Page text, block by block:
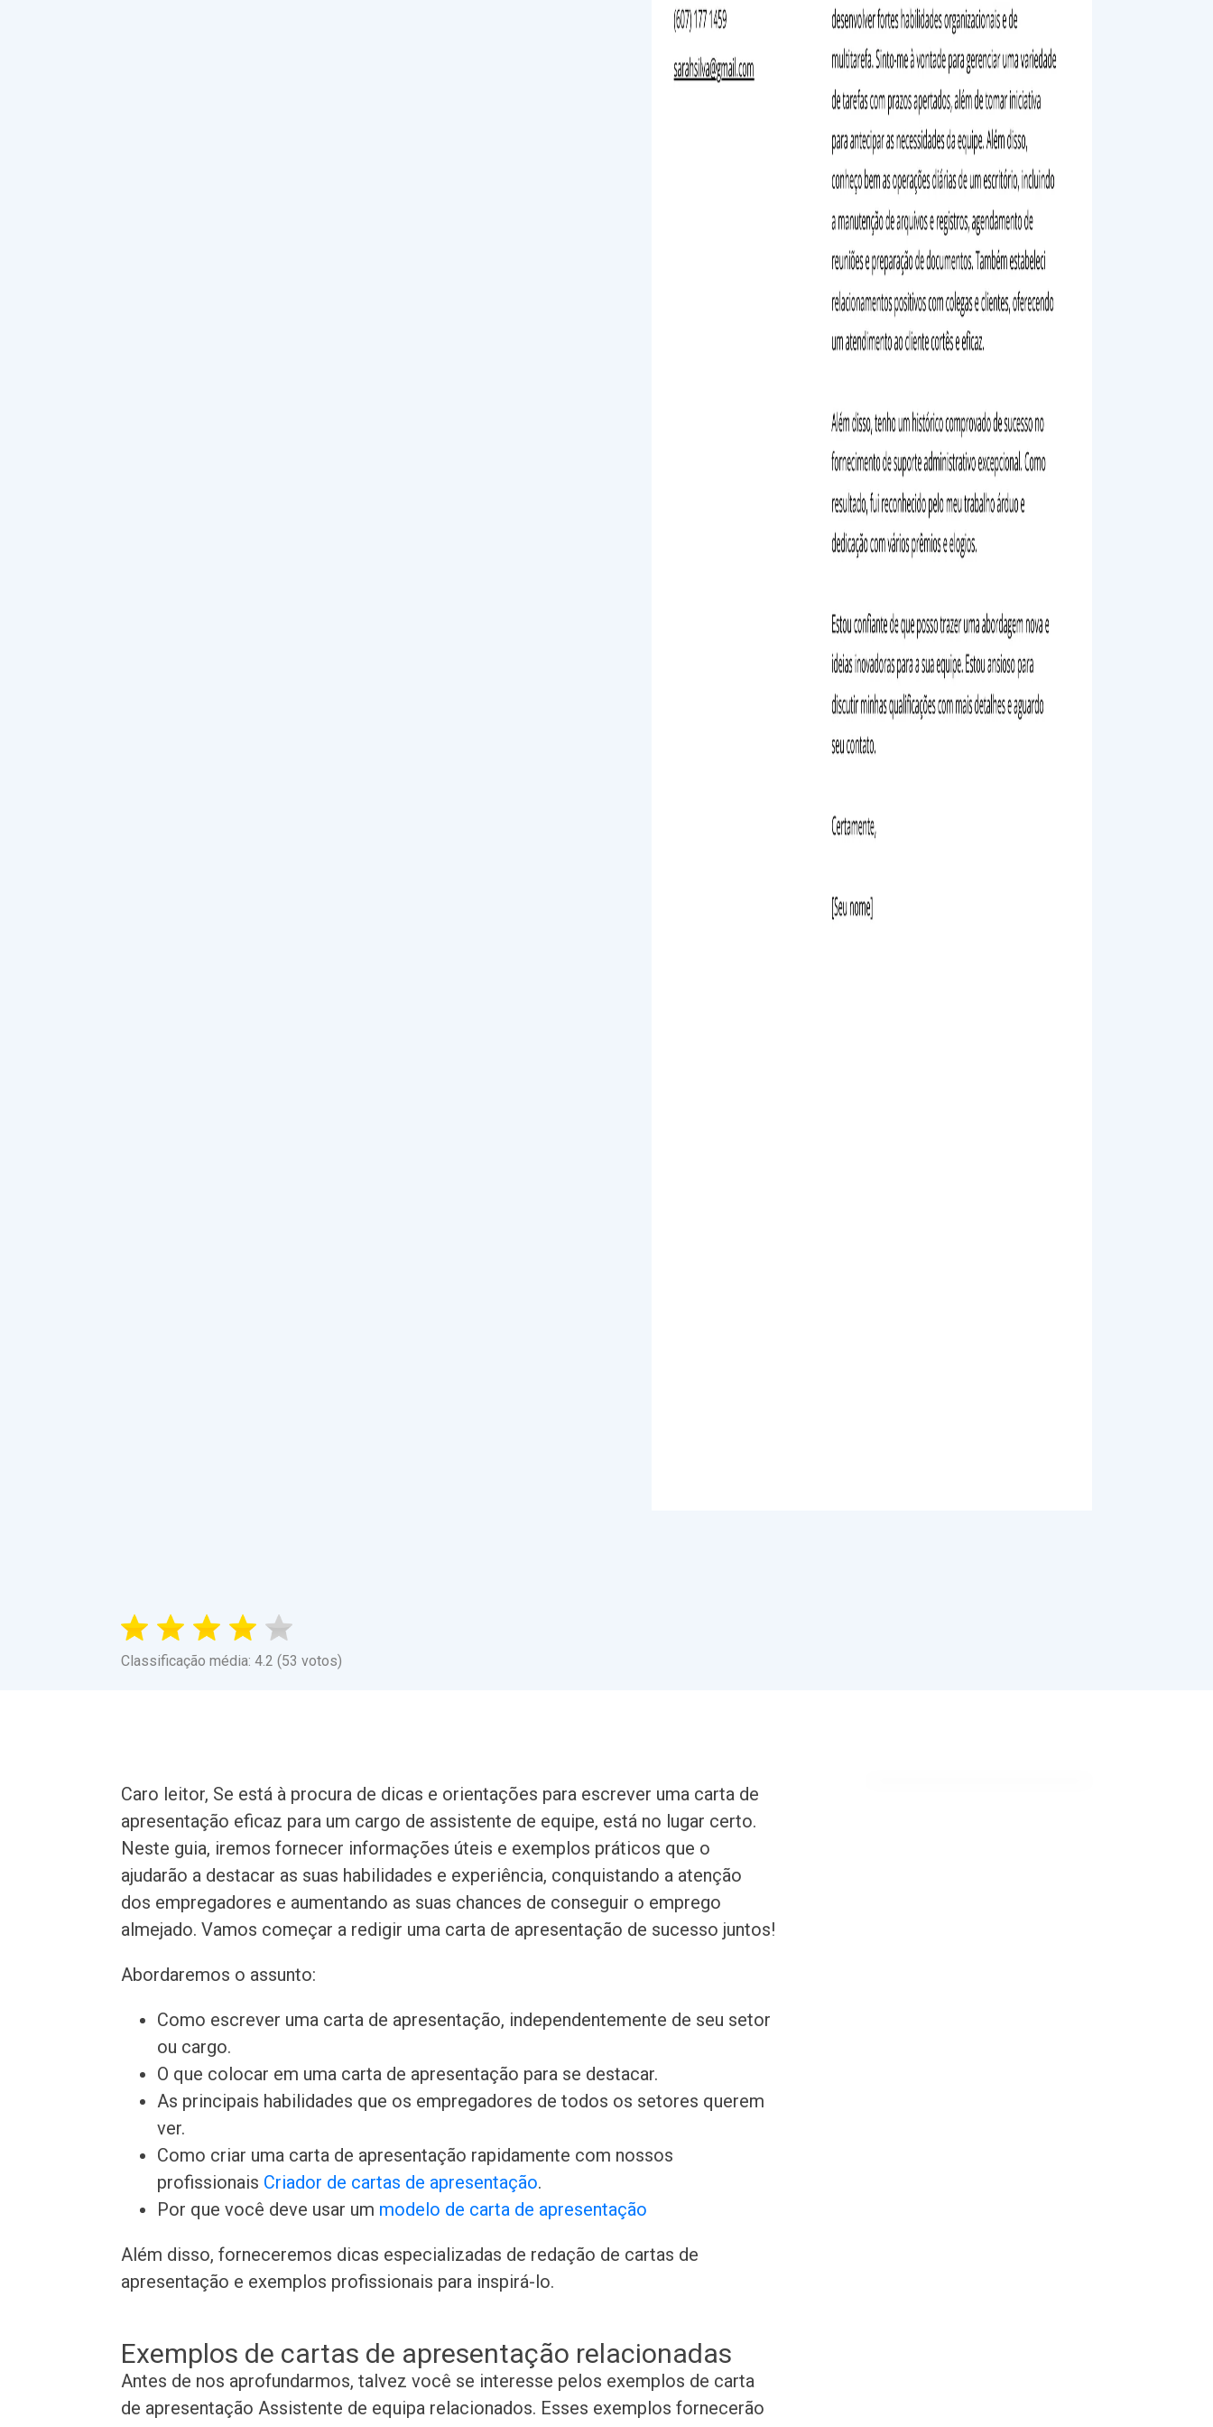
Classificação média: 4.2 (53 votos)
Caro leitor, Se está à procura de dicas e orientações para escrever uma carta de
apresentação eficaz para um cargo de assistente de equipe, está no lugar certo.
Neste guia, iremos fornecer informações úteis e exemplos práticos que o
ajudarão a destacar as suas habilidades e experiência, conquistando a atenção
dos empregadores e aumentando as suas chances de conseguir o emprego
almejado. Vamos começar a redigir uma carta de apresentação de sucesso juntos!
Abordaremos o assunto:
Como escrever uma carta de apresentação, independentemente de seu setor
ou cargo.
O que colocar em uma carta de apresentação para se destacar.
As principais habilidades que os empregadores de todos os setores querem
ver.
Como criar uma carta de apresentação rapidamente com nossos
profissionais Criador de cartas de apresentação.
Por que você deve usar um modelo de carta de apresentação
Além disso, forneceremos dicas especializadas de redação de cartas de
apresentação e exemplos profissionais para inspirá-lo.
Exemplos de cartas de apresentação relacionadas
Antes de nos aprofundarmos, talvez você se interesse pelos exemplos de carta
de apresentação Assistente de equipa relacionados. Esses exemplos fornecerão